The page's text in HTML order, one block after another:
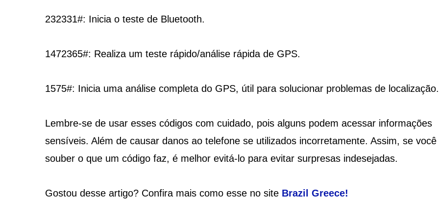
232331#: Inicia o teste de Bluetooth.
1472365#: Realiza um teste rápido/análise rápida de GPS.
1575#: Inicia uma análise completa do GPS, útil para solucionar problemas de localização.
Lembre-se de usar esses códigos com cuidado, pois alguns podem acessar informações
sensíveis. Além de causar danos ao telefone se utilizados incorretamente. Assim, se você
souber o que um código faz, é melhor evitá-lo para evitar surpresas indesejadas.
Gostou desse artigo? Confira mais como esse no site Brazil Greece!